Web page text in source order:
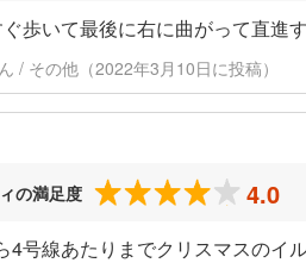
歩いて最後に右に曲がって直進
/ その他（2022年3月10日に投稿）
の満足度 4.0
4号線あたりまでクリスマスのイ